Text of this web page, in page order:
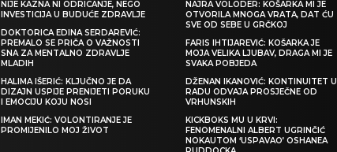
NIJE KAZNA NI ODRICANJE, NEGO
INVESTICIJA U BUDUĆE ZDRAVLJE
DOKTORICA EDINA SERDAREVIĆ:
PREMALO SE PRIČA O VAŽNOSTI
SNA ZA MENTALNO ZDRAVLJE
MLADIH
HALIMA IŠERIĆ: KLJUČNO JE DA
DIZAJN USPIJE PRENIJETI PORUKU
I EMOCIJU KOJU NOSI
IMAN MEKIĆ: VOLONTIRANJE JE
PROMIJENILO MOJ ŽIVOT
NAJRA VOLODER: KOŠARKA MI JE
OTVORILA MNOGA VRATA, DAT ĆU
SVE OD SEBE U GRČKOJ
FARIS IHTIJAREVIĆ: KOŠARKA JE
MOJA VELIKA LJUBAV, DRAGA MI JE
SVAKA POBJEDA
DŽENAN IKANOVIĆ: KONTINUITET U
RADU ODVAJA PROSJEČNE OD
VRHUNSKIH
KICKBOKS MU U KRVI:
FENOMENALNI ALBERT UGRINČIĆ
NOKAUTOM ‘USPAVAO’ OSHANEA